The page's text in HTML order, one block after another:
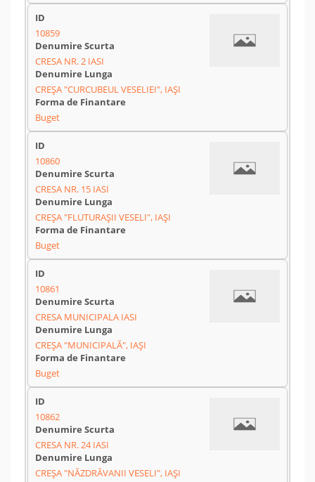
10859
CRESA NR. 2 IASI
CREȘA "CURCUBEUL VESELIEI", IAȘI
Buget
10860
CRESA NR. 15 IASI
CREȘA "FLUTURAȘII VESELI", IAȘI
Buget
10861
CRESA MUNICIPALA IASI
CREȘA "MUNICIPALĂ", IAȘI
Buget
10862
CRESA NR. 24 IASI
CREȘA "NĂZDRĂVANII VESELI", IAȘI